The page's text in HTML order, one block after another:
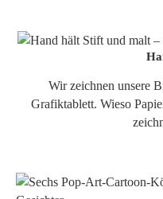
Wir zeichnen unsere
Grafiktablett. Wieso